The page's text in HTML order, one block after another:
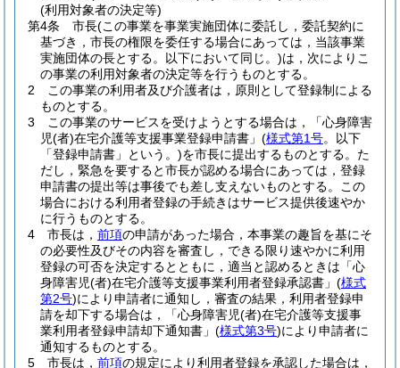
(利用対象者の決定等)
第4条
市長(この事業を事業実施団体に委託し，委託契約に
基づき，市長の権限を委任する場合にあっては，当該事業
実施団体の長とする。以下において同じ。)は，次によりこ
の事業の利用対象者の決定等を行うものとする。
2
この事業の利用者及び介護者は，原則として登録制による
ものとする。
3
この事業のサービスを受けようとする場合は，「心身障害
児(者)在宅介護等支援事業登録申請書」 (様式第1号。以下
「登録申請書」という。)を市長に提出するものとする。 た
だし，緊急を要すると市長が認める場合にあっては，登録
申請書の提出等は事後でも差し支えないものとする。
この
場合における利用者登録の手続きはサービス提供後速やか
に行うものとする。
4
市長は， 前項の申請があった場合，本事業の趣旨を基にそ
の必要性及びその内容を審査し，できる限り速やかに利用
登録の可否を決定するとともに，適当と認めるときは「心
身障害児(者)在宅介護等支援事業利用者登録承認書」 (様式
第2号)により申請者に通知し，審査の結果，利用者登録申
請を却下する場合は，「心身障害児(者)在宅介護等支援事
業利用者登録申請却下通知書」 (様式第3号)により申請者に
通知するものとする。
5
市長は， 前項の規定により利用者登録を承認した場合は，